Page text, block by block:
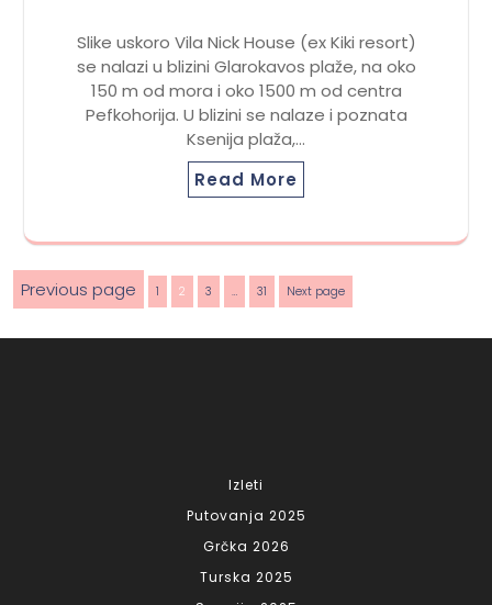
Slike uskoro Vila Nick House (ex Kiki resort)
se nalazi u blizini Glarokavos plaže, na oko
150 m od mora i oko 1500 m od centra
Pefkohorija. U blizini se nalaze i poznata
Ksenija plaža,…
Read More
Posts
Previous page Page
1 Page
2 Page
3 … Page
31 Next page
Izleti
Putovanja 2025
Grčka 2026
Turska 2025